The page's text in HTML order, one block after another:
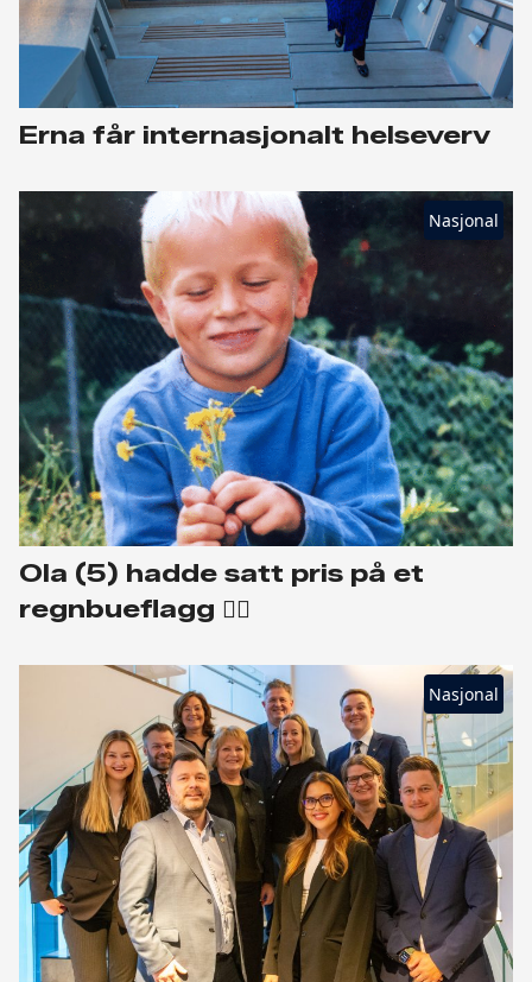
Erna får internasjonalt helseverv
Nasjonal
Ola (5) hadde satt pris på et
regnbueflagg 🏳️‍🌈
Nasjonal